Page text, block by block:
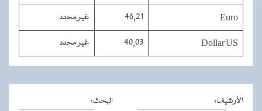
Euro
46,21 غير محدد
Dollar US
40,03 غير محدد
الأرشيف: البحث: